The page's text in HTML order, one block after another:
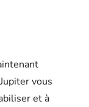
vous
et à